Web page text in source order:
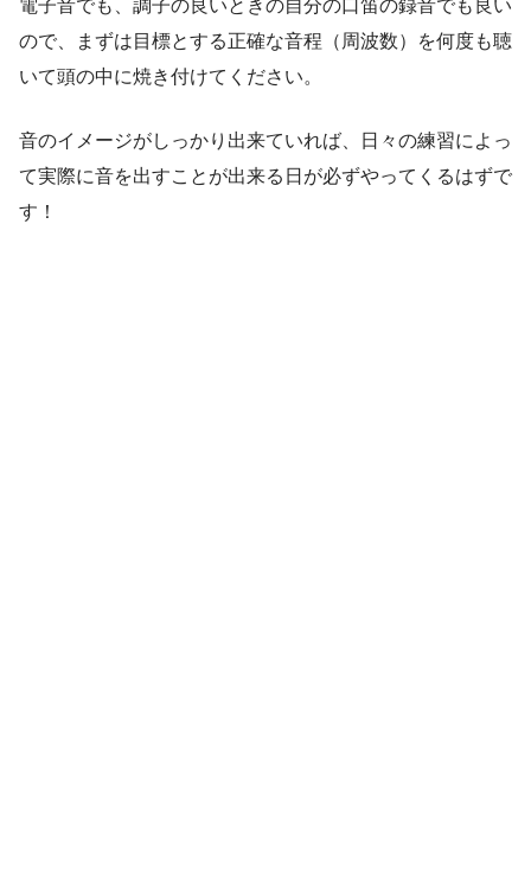
電子音でも、調子の良いときの自分の口笛の録音でも良い
ので、まずは目標とする正確な音程（周波数）を何度も聴
いて頭の中に焼き付けてください。
音のイメージがしっかり出来ていれば、日々の練習によっ
て実際に音を出すことが出来る日が必ずやってくるはずで
す！